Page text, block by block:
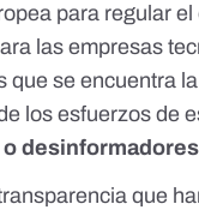
para regular
las empresas
que se encuentra
los esfuerzos de
desinformadores
que